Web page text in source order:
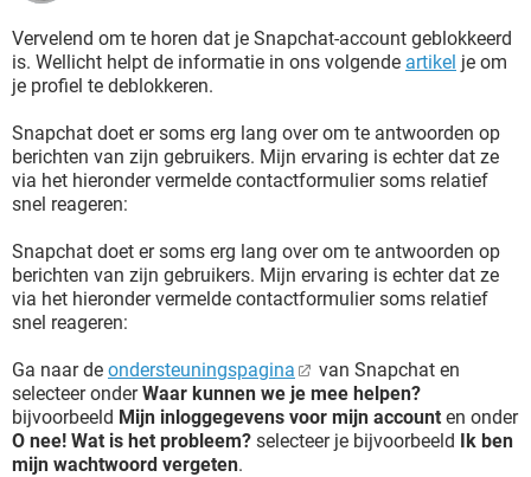
Vervelend om te horen dat je Snapchat-account geblokkeerd
is. Wellicht helpt de informatie in ons volgende artikel je om
je profiel te deblokkeren.
Snapchat doet er soms erg lang over om te antwoorden op
berichten van zijn gebruikers. Mijn ervaring is echter dat ze
via het hieronder vermelde contactformulier soms relatief
snel reageren:
Snapchat doet er soms erg lang over om te antwoorden op
berichten van zijn gebruikers. Mijn ervaring is echter dat ze
via het hieronder vermelde contactformulier soms relatief
snel reageren:
Ga naar de ondersteuningspagina
van Snapchat en
selecteer onderWaar kunnen we je mee helpen?
bijvoorbeeld Mijn inloggegevens voor mijn account en onder
O nee! Wat is het probleem? selecteer je bijvoorbeeld Ik ben
mijn wachtwoord vergeten.